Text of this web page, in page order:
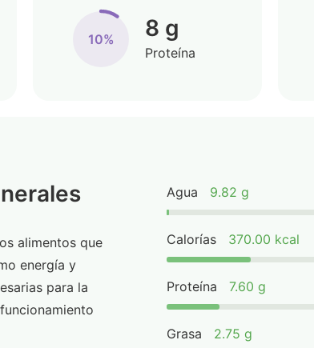
10% 8 g
Proteína
alimentos que
energía y
para la
Agua 9.82 g
Calorías 370.00 kcal
Proteína 7.60 g
Grasa 2.75 g